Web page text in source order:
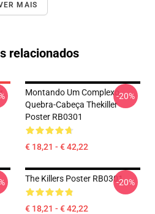
MAIS
relacionados
Montando Um Complexo
Quebra-Cabeça Thekiller
Poster RB0301
€ 18,21 - € 42,22
-20%
The Killers Poster RB0301
€ 18,21 - € 42,22
-20%